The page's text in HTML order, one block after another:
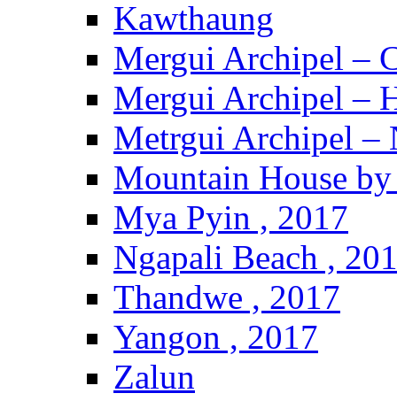
Kawthaung
Mergui Archipel –
Mergui Archipel –
Metrgui Archipel –
Mountain House
Mya Pyin , 2017
Ngapali Beach ,
Thandwe , 2017
Yangon , 2017
Zalun